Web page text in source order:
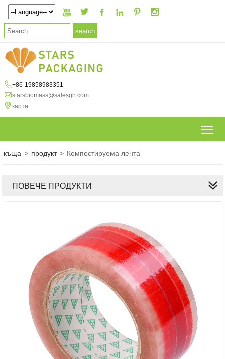
     
 +86-19858983351
starsbiomass@salesgh.com
карта
къща > продукт > Компостируема лента
ПОВЕЧЕ ПРОДУКТИ